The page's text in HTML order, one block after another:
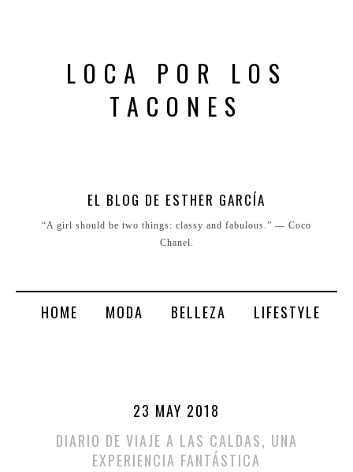
LOCA POR LOS
TACONES
EL BLOG DE ESTHER GARCÍA
“A girl should be two things: classy and fabulous.” ― Coco
Chanel.
HOME MODA BELLEZA LIFESTYLE
23 MAY 2018
DIARIO DE VIAJE A LAS CALDAS, UNA
EXPERIENCIA FANTÁSTICA